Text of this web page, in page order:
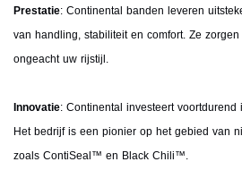
Prestatie: Continental banden leveren
van handling, stabiliteit en comfort. Ze
ongeacht uw rijstijl.
Innovatie: Continental investeert
Het bedrijf is een pionier op het gebied van
zoals ContiSeal™ en Black Chili™.